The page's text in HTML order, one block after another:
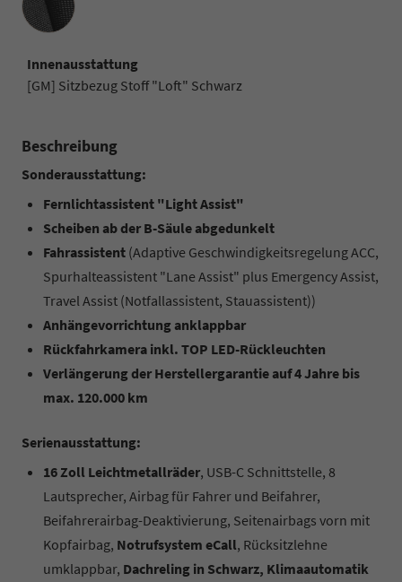
Innenausstattung
[GM] Sitzbezug Stoff "Loft" Schwarz
Beschreibung
Sonderausstattung:
Fernlichtassistent "Light Assist"
Scheiben ab der B-Säule abgedunkelt
Fahrassistent (Adaptive Geschwindigkeitsregelung ACC,
Spurhalteassistent "Lane Assist" plus Emergency Assist,
Travel Assist (Notfallassistent, Stauassistent))
Anhängevorrichtung anklappbar
Rückfahrkamera inkl. TOP LED-Rückleuchten
Verlängerung der Herstellergarantie auf 4 Jahre bis
max. 120.000 km
Serienausstattung:
16 Zoll Leichtmetallräder, USB-C Schnittstelle, 8
Lautsprecher, Airbag für Fahrer und Beifahrer,
Beifahrerairbag-Deaktivierung, Seitenairbags vorn mit
Kopfairbag, Notrufsystem eCall, Rücksitzlehne
umklappbar, Dachreling in Schwarz, Klimaautomatik